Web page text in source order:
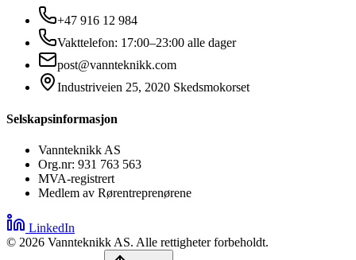
+47 916 12 984
Vakttelefon: 17:00–23:00 alle dager
post@vannteknikk.com
Industriveien 25, 2020 Skedsmokorset
Selskapsinformasjon
Vannteknikk AS
Org.nr: 931 763 563
MVA-registrert
Medlem av Rørentreprenørene
LinkedIn
© 2026 Vannteknikk AS. Alle rettigheter forbeholdt.